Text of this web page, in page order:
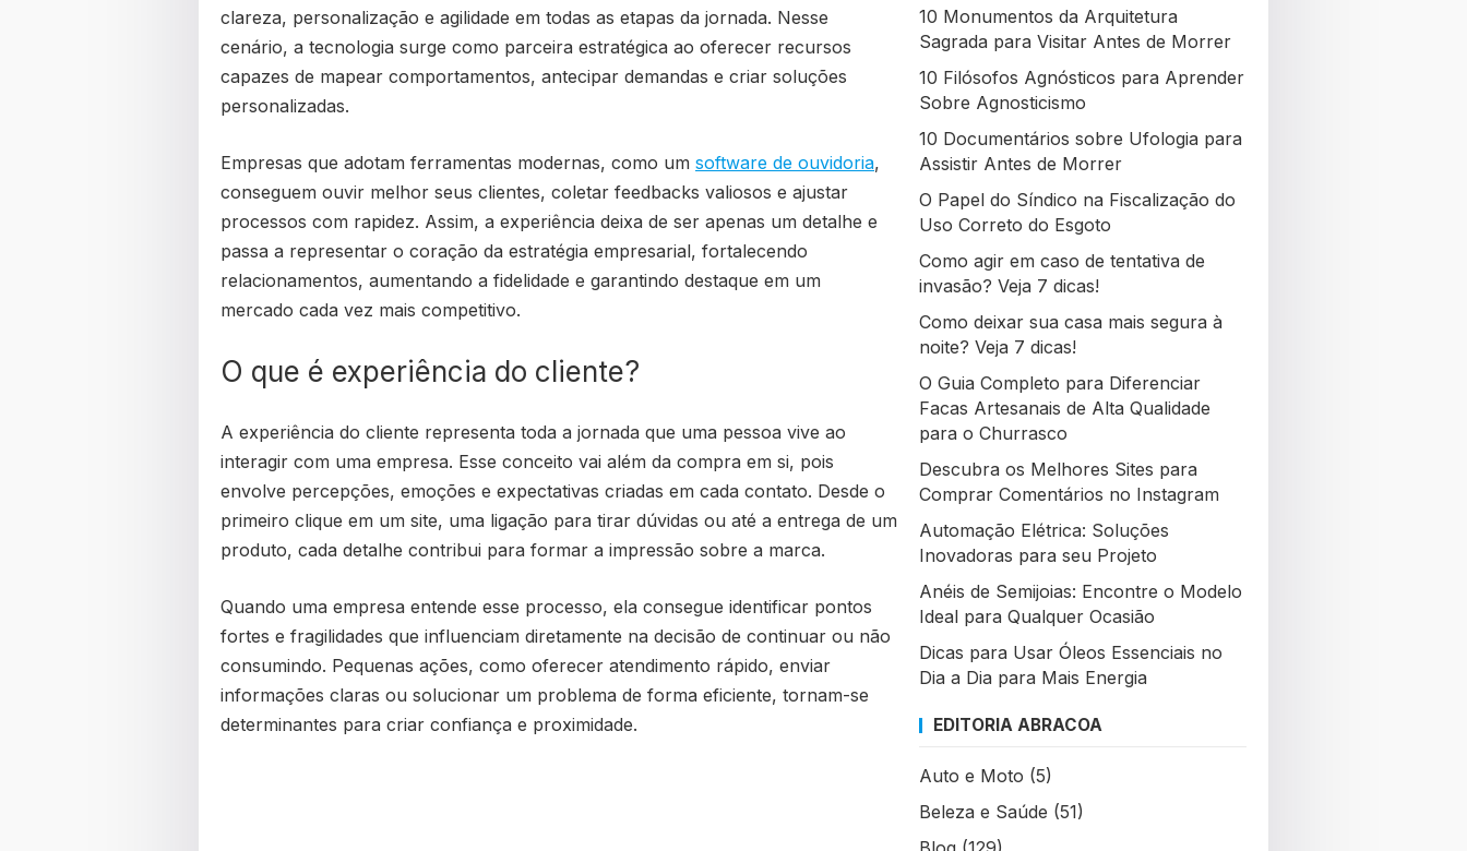
clareza, personalização e agilidade em todas as etapas da jornada. Nesse
cenário, a tecnologia surge como parceira estratégica ao oferecer recursos
capazes de mapear comportamentos, antecipar demandas e criar soluções
personalizadas.
Empresas que adotam ferramentas modernas, como um software de ouvidoria,
conseguem ouvir melhor seus clientes, coletar feedbacks valiosos e ajustar
processos com rapidez. Assim, a experiência deixa de ser apenas um detalhe e
passa a representar o coração da estratégia empresarial, fortalecendo
relacionamentos, aumentando a fidelidade e garantindo destaque em um
mercado cada vez mais competitivo.
O que é experiência do cliente?
A experiência do cliente representa toda a jornada que uma pessoa vive ao
interagir com uma empresa. Esse conceito vai além da compra em si, pois
envolve percepções, emoções e expectativas criadas em cada contato. Desde o
primeiro clique em um site, uma ligação para tirar dúvidas ou até a entrega de um
produto, cada detalhe contribui para formar a impressão sobre a marca.
Quando uma empresa entende esse processo, ela consegue identificar pontos
fortes e fragilidades que influenciam diretamente na decisão de continuar ou não
consumindo. Pequenas ações, como oferecer atendimento rápido, enviar
informações claras ou solucionar um problema de forma eficiente, tornam-se
determinantes para criar confiança e proximidade.
10 Monumentos da Arquitetura
Sagrada para Visitar Antes de Morrer
10 Filósofos Agnósticos para Aprender
Sobre Agnosticismo
10 Documentários sobre Ufologia para
Assistir Antes de Morrer
O Papel do Síndico na Fiscalização do
Uso Correto do Esgoto
Como agir em caso de tentativa de
invasão? Veja 7 dicas!
Como deixar sua casa mais segura à
noite? Veja 7 dicas!
O Guia Completo para Diferenciar
Facas Artesanais de Alta Qualidade
para o Churrasco
Descubra os Melhores Sites para
Comprar Comentários no Instagram
Automação Elétrica: Soluções
Inovadoras para seu Projeto
Anéis de Semijoias: Encontre o Modelo
Ideal para Qualquer Ocasião
Dicas para Usar Óleos Essenciais no
Dia a Dia para Mais Energia
EDITORIA ABRACOA
Auto e Moto (5)
Beleza e Saúde (51)